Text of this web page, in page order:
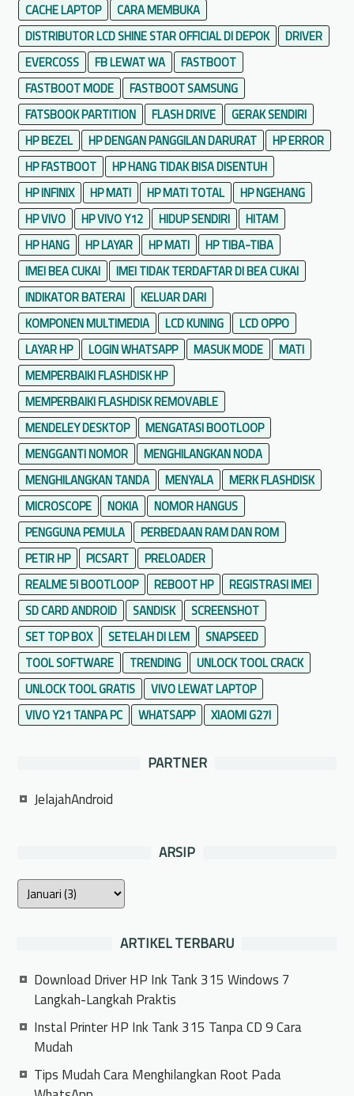
CACHE LAPTOP
CARA MEMBUKA
DISTRIBUTOR LCD SHINE STAR OFFICIAL DI DEPOK
DRIVER
EVERCOSS
FB LEWAT WA
FASTBOOT
FASTBOOT MODE
FASTBOOT SAMSUNG
FATSBOOK PARTITION
FLASH DRIVE
GERAK SENDIRI
HP BEZEL
HP DENGAN PANGGILAN DARURAT
HP ERROR
HP FASTBOOT
HP HANG TIDAK BISA DISENTUH
HP INFINIX
HP MATI HP MATI TOTAL
HP NGEHANG
HP VIVO
HP VIVO Y12 HIDUP SENDIRI
HITAM
HP HANG
HP LAYAR HP MATI
HP TIBA-TIBA
IMEI BEA CUKAI
IMEI TIDAK TERDAFTAR DI BEA CUKAI
INDIKATOR BATERAI
KELUAR DARI
KOMPONEN MULTIMEDIA
LCD KUNING
LCD OPPO
LAYAR HP
LOGIN WHATSAPP MASUK MODE
MATI
MEMPERBAIKI FLASHDISK HP
MEMPERBAIKI FLASHDISK REMOVABLE
MENDELEY DESKTOP
MENGATASI BOOTLOOP
MENGGANTI NOMOR
MENGHILANGKAN NODA
MENGHILANGKAN TANDA
MENYALA
MERK FLASHDISK
MICROSCOPE
NOKIA
NOMOR HANGUS
PENGGUNA PEMULA
PERBEDAAN RAM DAN ROM
PETIR HP
PICSART
PRELOADER
REALME 5I BOOTLOOP
REBOOT HP
REGISTRASI IMEI
SD CARD ANDROID
SANDISK
SCREENSHOT
SET TOP BOX
SETELAH DI LEM
SNAPSEED
TOOL SOFTWARE
TRENDING
UNLOCK TOOL CRACK
UNLOCK TOOL GRATIS
VIVO LEWAT LAPTOP
VIVO Y21 TANPA PC
WHATSAPP XIAOMI G27I
PARTNER
JelajahAndroid
ARSIP
ARTIKEL TERBARU
Download Driver HP Ink Tank 315 Windows 7
Langkah-Langkah Praktis
Instal Printer HP Ink Tank 315 Tanpa CD 9 Cara
Mudah
Tips Mudah Cara Menghilangkan Root Pada